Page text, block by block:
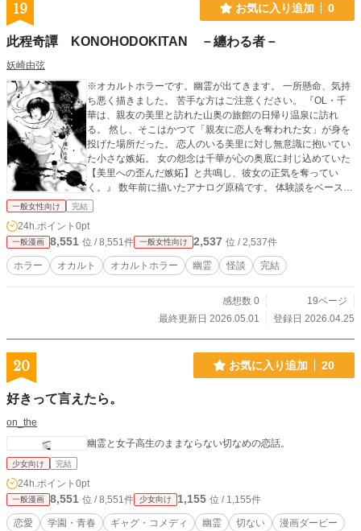
19 お気に入り追加 0
此程奇譚 KONOHODOKITAN －纏わる者－
妖崎由弦
※オカルトホラーです。幽霊が出てきます。 一所懸命、気持
ち悪く描きました。 苦手な方はご注意ください。 『OL・千
華は、親友の美里と訪れた山奥の旅館の日帰り温泉に訪れ
る。 然し、そこはかつて「親友に恋人を奪われた女」が身を
投げた場所だった。 恋人のいる美里に対し無意識に抱いてい
た小さな嫉妬。 女の怨念は千華が心の奥底に封じ込めていた
【美里への歪んだ嫉妬】と共鳴し、彼女の正気を奪ってい
く。』 数年前に描いたアナログ原稿です。 体験談をベースに
創作しました。 興味を持っていただけたら嬉しいです。
一般女性向け 完結
24h.ポイント 0pt
一般漫画 8,551 位 / 8,551件 一般女性向け 2,537 位 / 2,537件
ホラー オカルト オカルトホラー 幽霊 怪談 完結
感想数 0
19ページ
最終更新日 2026.05.01
登録日 2026.04.25
20 お気に入り追加 20
好きって言えたら。
on_the
幽霊と女子高生のままならない切なめの恋話。
少女向け 完結
24h.ポイント 0pt
一般漫画 8,551 位 / 8,551件 少女向け 1,155 位 / 1,155件
恋愛 学園・青春 ギャグ・コメディ 幽霊 切ない 漫画ダービー